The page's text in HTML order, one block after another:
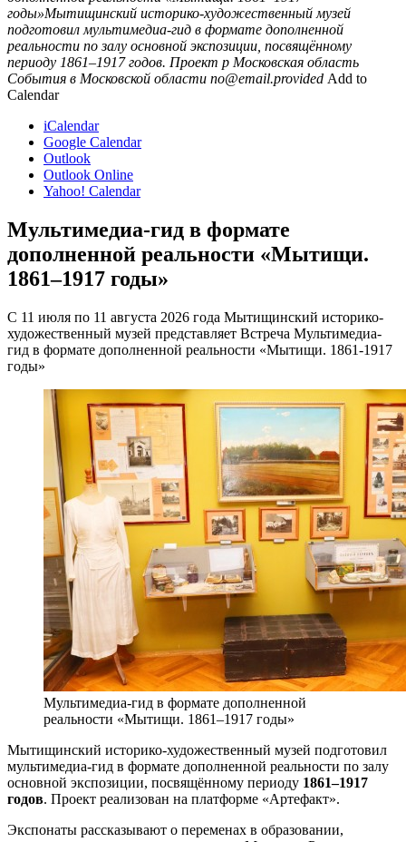
годы»Мытищинский историко-художественный музей
подготовил мультимедиа-гид в формате дополненной
реальности по залу основной экспозиции, посвящённому
периоду 1861–1917 годов. Проект р Московская область
События в Московской области no@email.provided Add to
Calendar
iCalendar
Google Calendar
Outlook
Outlook Online
Yahoo! Calendar
Мультимедиа-гид в формате
дополненной реальности «Мытищи.
1861–1917 годы»
С 11 июля по 11 августа 2026 года Мытищинский историко-
художественный музей представляет Встреча Мультимедиа-
гид в формате дополненной реальности «Мытищи. 1861-1917
годы»
Мультимедиа-гид в формате дополненной
реальности «Мытищи. 1861–1917 годы»
Мытищинский историко-художественный музей подготовил
мультимедиа-гид в формате дополненной реальности по залу
основной экспозиции, посвящённому периоду 1861–1917
годов. Проект реализован на платформе «Артефакт».
Экспонаты рассказывают о переменах в образовании,